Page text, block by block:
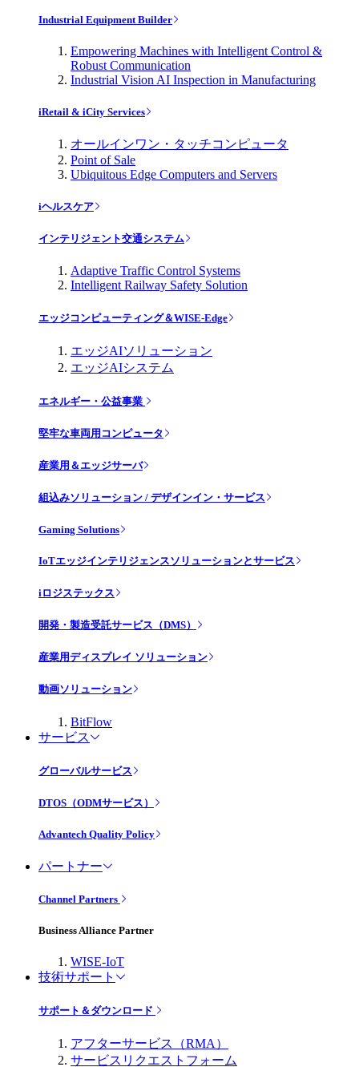
Industrial Equipment Builder
Empowering Machines with Intelligent Control &
Robust Communication
Industrial Vision AI Inspection in Manufacturing
iRetail & iCity Services
オールインワン・タッチコンピュータ
Point of Sale
Ubiquitous Edge Computers and Servers
iヘルスケア
インテリジェント交通システム
Adaptive Traffic Control Systems
Intelligent Railway Safety Solution
エッジコンピューティング＆WISE-Edge
エッジAIソリューション
エッジAIシステム
エネルギー・公益事業
堅牢な車両用コンピュータ
産業用＆エッジサーバ
組込みソリューション / デザインイン・サービス
Gaming Solutions
IoTエッジインテリジェンスソリューションとサービス
iロジステックス
開発・製造受託サービス（DMS）
産業用ディスプレイ ソリューション
動画ソリューション
BitFlow
サービス
グローバルサービス
DTOS（ODMサービス）
Advantech Quality Policy
パートナー
Channel Partners
Business Alliance Partner
WISE-IoT
技術サポート
サポート＆ダウンロード
アフターサービス（RMA）
サービスリクエストフォーム